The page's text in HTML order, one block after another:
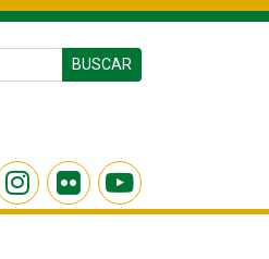
BUSCAR